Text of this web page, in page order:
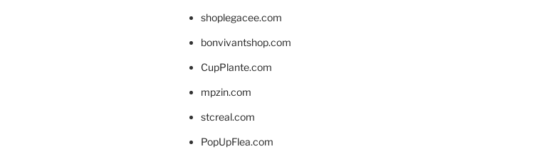
shoplegacee.com
bonvivantshop.com
CupPlante.com
mpzin.com
stcreal.com
PopUpFlea.com